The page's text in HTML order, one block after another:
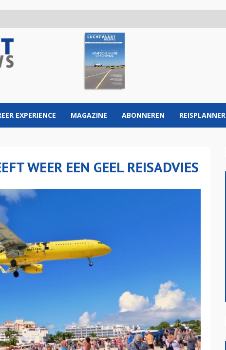
EXPERIENCE MAGAZINE ABONNEREN REISPLANNER
WEER EEN GEEL REISADVIES